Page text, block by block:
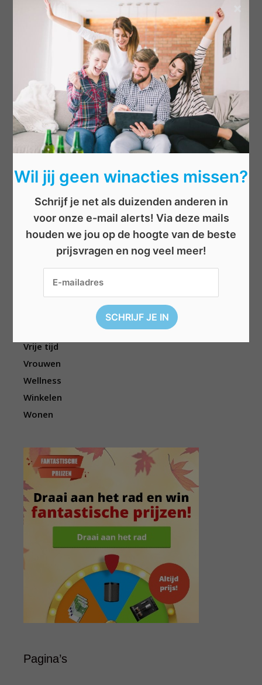
Categorieën
Cadeau
Dieren
Elektronica
Eten/drinken
Kinderen
Overige
Televisie
Topwedstrijden
Vrije tijd
Vrouwen
Wellness
Winkelen
Wonen
Pagina’s
Wil jij geen winacties missen?
Schrijf je net als duizenden anderen in
voor onze e-mail alerts! Via deze mails
houden we jou op de hoogte van de beste
prijsvragen en nog veel meer!